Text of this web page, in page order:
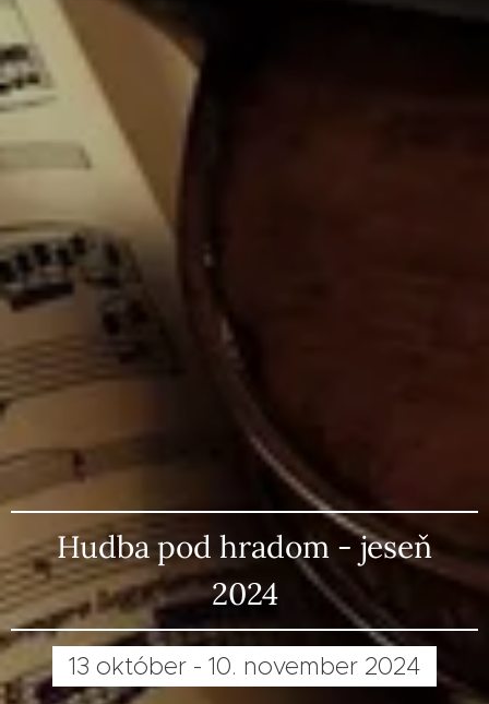
Hudba pod hradom - jeseň
2024
13 október - 10. november 2024